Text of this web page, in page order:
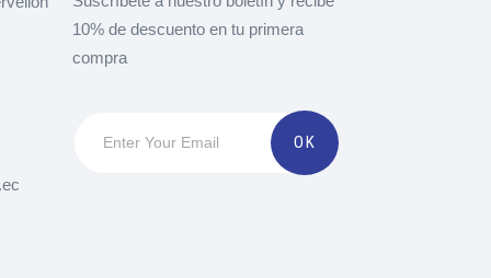
10% de descuento en tu primera
compra